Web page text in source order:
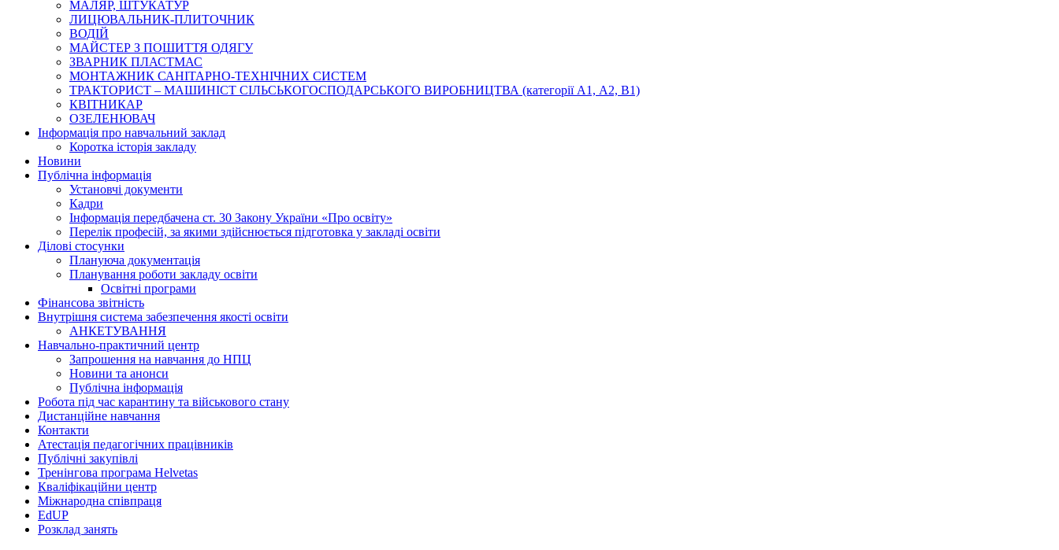
МАЛЯР, ШТУКАТУР
ЛИЦЮВАЛЬНИК-ПЛИТОЧНИК
ВОДІЙ
МАЙСТЕР З ПОШИТТЯ ОДЯГУ
ЗВАРНИК ПЛАСТМАС
МОНТАЖНИК САНІТАРНО-ТЕХНІЧНИХ СИСТЕМ
ТРАКТОРИСТ – МАШИНІСТ СІЛЬСЬКОГОСПОДАРСЬКОГО ВИРОБНИЦТВА (категорії А1, А2, В1)
КВІТНИКАР
ОЗЕЛЕНЮВАЧ
Інформація про навчальний заклад
Коротка історія закладу
Новини
Публічна інформація
Установчі документи
Кадри
Інформація передбачена ст. 30 Закону України «Про освіту»
Перелік професій, за якими здійснюється підготовка у закладі освіти
Ділові стосунки
Плануюча документація
Планування роботи закладу освіти
Освітні програми
Фінансова звітність
Внутрішня система забезпечення якості освіти
АНКЕТУВАННЯ
Навчально-практичний центр
Запрошення на навчання до НПЦ
Новини та анонси
Публічна інформація
Робота під час карантину та військового стану
Дистанційне навчання
Контакти
Атестація педагогічних працівників
Публічні закупівлі
Тренінгова програма Helvetas
Кваліфікаційни центр
Міжнародна співпраця
EdUР
Розклад занять